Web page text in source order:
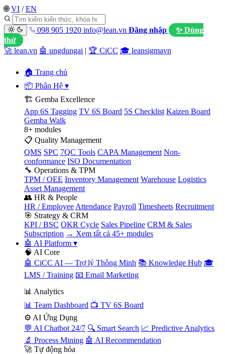
🌐 VI / EN
098 905 1920 info@lean.vn Đăng nhập
✨ Dùng
thử
🚀 lean.vn 🤖 ungdungai | 🏆 CiCC 🎓 leansigmavn
🏠 Trang chủ
📦 Phân Hệ ▾
🏗️ Gemba Excellence
App 6S Tagging TV 6S Board 5S Checklist Kaizen Board
Gemba Walk
8+ modules
📋 Quality Management
QMS SPC 7QC Tools CAPA Management Non-
conformance ISO Documentation
🔧 Operations & TPM
TPM / OEE Inventory Management Warehouse Logistics
Asset Management
👥 HR & People
HR / Employee Attendance Payroll Timesheets Recruitment
🎯 Strategy & CRM
KPI / BSC OKR Cycle Sales Pipeline CRM & Sales
Subscription → Xem tất cả 45+ modules
🤖 AI Platform ▾
🧠 AI Core
🤖 CiCC AI — Trợ lý Thông Minh 📚 Knowledge Hub 🎓
LMS / Training 📧 Email Marketing
📊 Analytics
📊 Team Dashboard 📺 TV 6S Board
⚙️ AI Ứng Dụng
💬 AI Chatbot 24/7 🔍 Smart Search 📈 Predictive Analytics
🔬 Process Mining 🤖 AI Recommendation
🚀 Tự động hóa